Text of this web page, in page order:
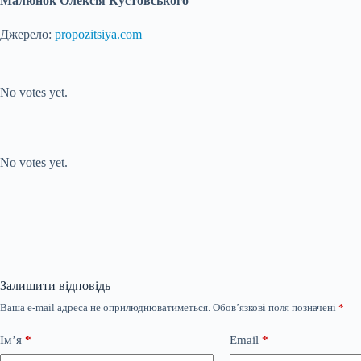
Джерело: propozitsiya.com
No votes yet.
No votes yet.
Залишити відповідь
Ваша e-mail адреса не оприлюднюватиметься. Обов’язкові поля позначені *
Ім’я * Email *